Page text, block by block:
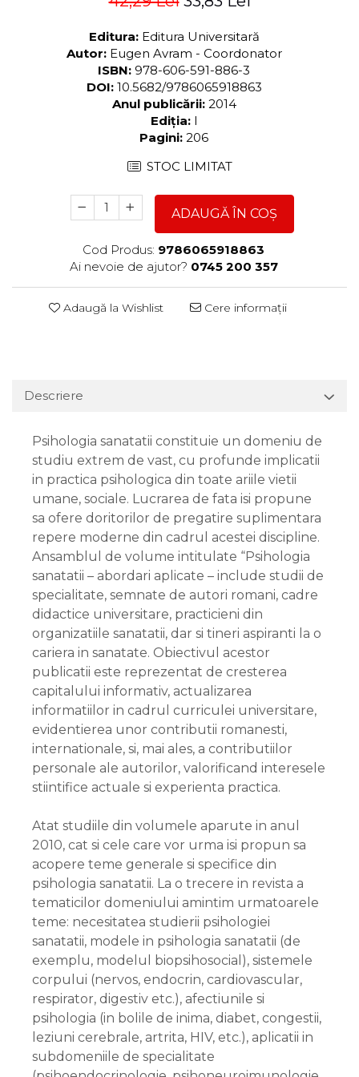
Editura: Editura Universitară
Autor: Eugen Avram - Coordonator
ISBN: 978-606-591-886-3
DOI: 10.5682/9786065918863
Anul publicării: 2014
Ediția: I
Pagini: 206
STOC LIMITAT
ADAUGĂ ÎN COȘ
Cod Produs: 9786065918863
Ai nevoie de ajutor? 0745 200 357
Adaugă la Wishlist Cere informații
Descriere
Psihologia sanatatii constituie un domeniu de
studiu extrem de vast, cu profunde implicatii
in practica psihologica din toate ariile vietii
umane, sociale. Lucrarea de fata isi propune
sa ofere doritorilor de pregatire suplimentara
repere moderne din cadrul acestei discipline.
Ansamblul de volume intitulate “Psihologia
sanatatii – abordari aplicate – include studii de
specialitate, semnate de autori romani, cadre
didactice universitare, practicieni din
organizatiile sanatatii, dar si tineri aspiranti la o
cariera in sanatate. Obiectivul acestor
publicatii este reprezentat de cresterea
capitalului informativ, actualizarea
informatiilor in cadrul curriculei universitare,
evidentierea unor contributii romanesti,
internationale, si, mai ales, a contributiilor
personale ale autorilor, valorificand interesele
stiintifice actuale si experienta practica.
Atat studiile din volumele aparute in anul
2010, cat si cele care vor urma isi propun sa
acopere teme generale si specifice din
psihologia sanatatii. La o trecere in revista a
tematicilor domeniului amintim urmatoarele
teme: necesitatea studierii psihologiei
sanatatii, modele in psihologia sanatatii (de
exemplu, modelul biopsihosocial), sistemele
corpului (nervos, endocrin, cardiovascular,
respirator, digestiv etc.), afectiunile si
psihologia (in bolile de inima, diabet, congestii,
leziuni cerebrale, artrita, HIV, etc.), aplicatii in
subdomeniile de specialitate